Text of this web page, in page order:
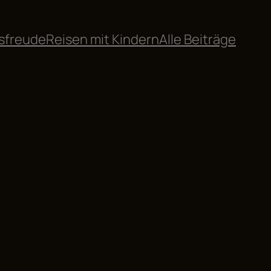
Reisen mit KindernAlle Beiträge